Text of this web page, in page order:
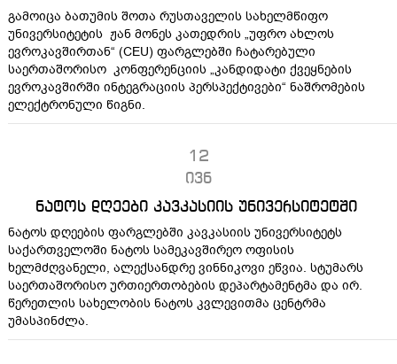
გამოიცა ბათუმის შოთა რუსთაველის სახელმწიფო
უნივერსიტეტის ჟან მონეს კათედრის „უფრო ახლოს
ევროკავშირთან“ (CEU) ფარგლებში ჩატარებული
საერთაშორისო კონფერენციის „კანდიდატი ქვეყნების
ევროკავშირში ინტეგრაციის პერსპექტივები“ ნაშრომების
ელექტრონული წიგნი.
12
ივნ
ნატოს დღეები კავკასიის უნივერსიტეტში
ნატოს დღეების ფარგლებში კავკასიის უნივერსიტეტს
საქართველოში ნატოს სამეკავშირეო ოფისის
ხელმძღვანელი, ალექსანდრე ვინნიკოვი ეწვია. სტუმარს
საერთაშორისო ურთიერთობების დეპარტამენტმა და ირ.
წერეთლის სახელობის ნატოს კვლევითმა ცენტრმა
უმასპინძლა.